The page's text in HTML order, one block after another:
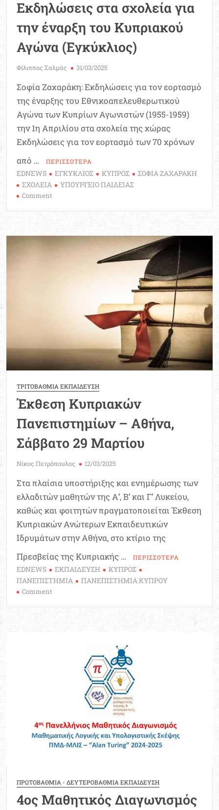
και
Εκδηλώσεις στα σχολεία για
την έναρξη του Κυπριακού
Αγώνα (Εγκύκλιος)
Φίλιππος Σαλμάς 31/03/2025
Σοφία Ζαχαράκη: Εκδηλώσεις για τον εορτασμό
της έναρξης του Εθνικοαπελευθερωτικού
Αγώνα των Κυπρίων Αγωνιστών (1955-1959)
την 1η Απριλίου στα σχολεία της χώρας
Εκδηλώσεις για τον εορτασμό των 70 χρόνων
από …
ΠΕΡΙΣΣΟΤΕΡΑ
EDNEWS ΕΓΚΥΚΛΙΟΣ ΚΥΠΡΟΣ
ΣΟΦΙΑ ΖΑΧΑΡΑΚΗ
ΣΧΟΛΕΙΑ
ΥΠΟΥΡΓΕΙΟ ΠΑΙΔΕΙΑΣ
Comment
στα
σχολεία
ΤΡΙΤΟΒΑΘΜΙΑ ΕΚΠΑΙΔΕΥΣΗ
Έκθεση Κυπριακών
Πανεπιστημίων – Αθήνα,
Σάββατο 29 Μαρτίου
Νίκος Πετρόπουλος 12/03/2025
Στα πλαίσια υποστήριξης και ενημέρωσης των
ελλαδιτών μαθητών της Α’, Β’ και Γ’ Λυκείου,
καθώς και φοιτητών πραγματοποιείται Έκθεση
Κυπριακών Ανώτερων Εκπαιδευτικών
Ιδρυμάτων στην Αθήνα, στο κτίριο της
Πρεσβείας της Κυπριακής …
ΠΕΡΙΣΣΟΤΕΡΑ
EDNEWS ΕΚΠΑΙΔΕΥΣΗ
ΚΥΠΡΟΣ
ΠΑΝΕΠΙΣΤΗΜΙΑ
ΠΑΝΕΠΙΣΤΗΜΙΑ ΚΥΠΡΟΥ
Comment
ΠΡΩΤΟΒΑΘΜΙΑ - ΔΕΥΤΕΡΟΒΑΘΜΙΑ ΕΚΠΑΙΔΕΥΣΗ
4ος Μαθητικός Διαγωνισμός